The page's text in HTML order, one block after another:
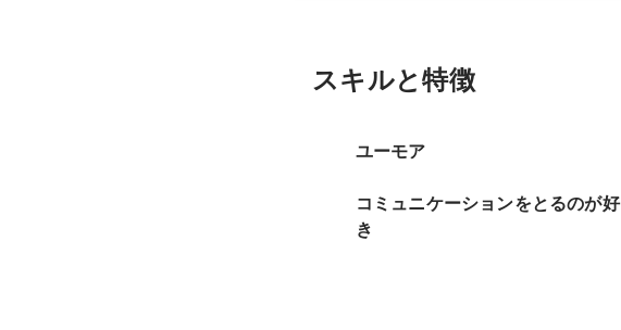
スキルと特徴
ユーモア
コミュニケーションをとるのが好
き